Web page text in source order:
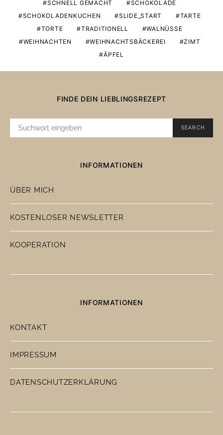
SCHNELL GEMACHT
SCHOKOLADE
SCHOKOLADENKUCHEN
SLIDE_START
TARTE
TORTE
TRADITIONELL
WALNÜSSE
WEIHNACHTEN
WEIHNACHTSBÄCKEREI
ZIMT
ÄPFEL
FINDE DEIN LIEBLINGSREZEPT
SUCHE
SEARCH
INFORMATIONEN
ÜBER MICH
KOSTENLOSER NEWSLETTER
KOOPERATION
INFORMATIONEN
KONTAKT
IMPRESSUM
DATENSCHUTZERKLÄRUNG